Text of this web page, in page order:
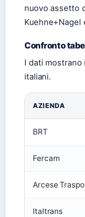
nuovo assetto
Confronto
I dati
italiani.
AZIENDA
BRT
Fercam
Arcese
Italtrans